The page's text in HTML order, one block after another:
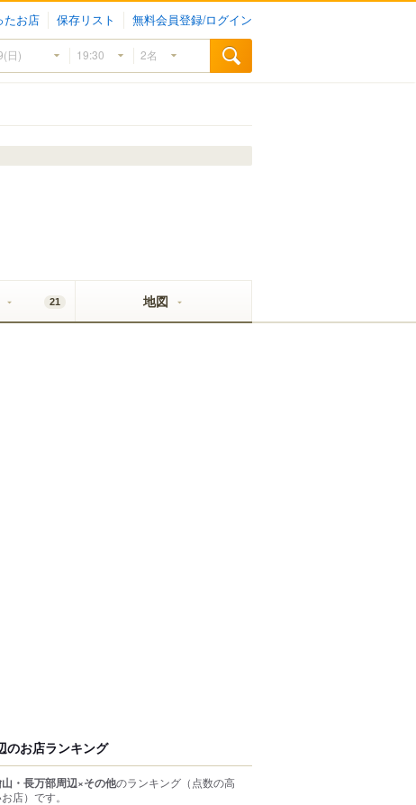
たお店 保存リスト 無料会員登録/ログイン
21 地図
のお店ランキング
・長万部周辺×その他のランキング （点数の高
店） です。